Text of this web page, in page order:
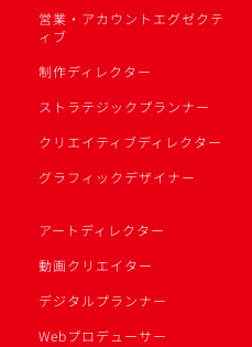
営業・アカウントエグゼクテ
ィブ
制作ディレクター
ストラテジックプランナー
クリエイティブディレクター
グラフィックデザイナー
アートディレクター
動画クリエイター
デジタルプランナー
Webプロデューサー